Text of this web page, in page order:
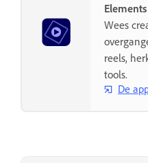
Elements
Wees
reels,
tools.
De